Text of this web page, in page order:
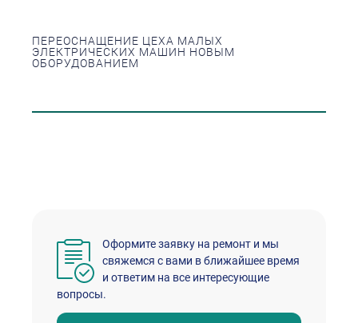
ПЕРЕОСНАЩЕНИЕ ЦЕХА МАЛЫХ
ЭЛЕКТРИЧЕСКИХ МАШИН НОВЫМ
ОБОРУДОВАНИЕМ
Оформите заявку на ремонт и мы
свяжемся с вами в ближайшее время
и ответим на все интересующие
вопросы.